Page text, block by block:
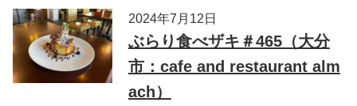
2024年7月12日
ぶらり食べザキ＃465（大分
市：cafe and restaurant alm
ach）